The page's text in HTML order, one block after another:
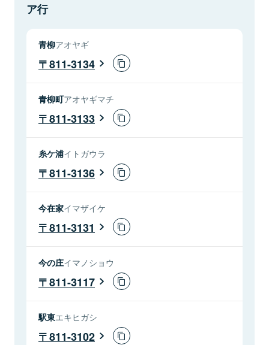
ア行
青柳アオヤギ
811-3134
青柳町アオヤギマチ
811-3133
糸ケ浦イトガウラ
811-3136
今在家イマザイケ
811-3131
今の庄イマノショウ
811-3117
駅東エキヒガシ
811-3102